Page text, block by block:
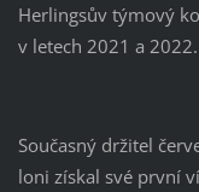
Herlingsův týmový
v letech 2021 a 2022.
Současný držitel
loni získal své první